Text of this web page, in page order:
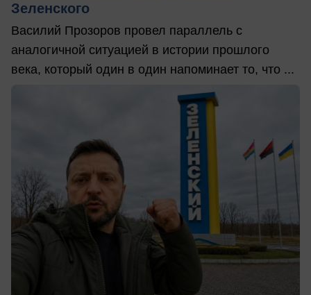
Зеленского
Василий Прозоров провел параллель с
аналогичной ситуацией в истории прошлого
века, который один в один напоминает то, что ...